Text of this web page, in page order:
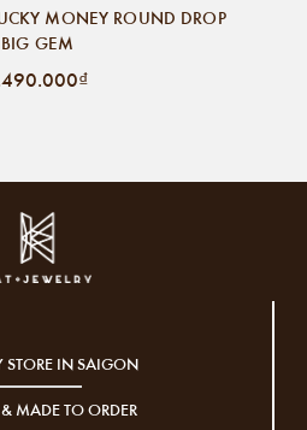
MONEY ROUND DROP
BIG GEM
STORE IN SAIGON
MADE TO ORDER